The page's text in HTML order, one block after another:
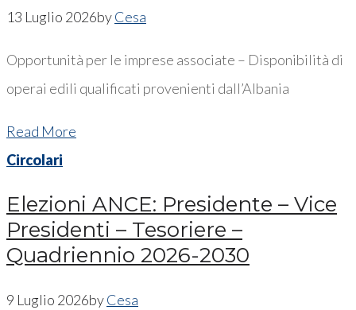
13 Luglio 2026byCesa
Opportunità per le imprese associate – Disponibilità di
operai edili qualificati provenienti dall’Albania
Read More
Circolari
Elezioni ANCE: Presidente – Vice
Presidenti – Tesoriere –
Quadriennio 2026-2030
9 Luglio 2026byCesa